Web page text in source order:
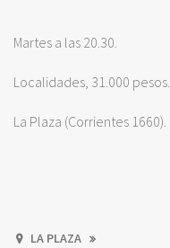
Martes a las 20.30.
Localidades, 31.000 pesos.
La Plaza (Corrientes 1660).
LA PLAZA